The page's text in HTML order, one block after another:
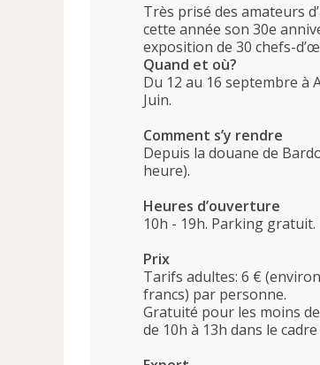
Très prisé des amateurs
cette année son 30e
exposition de 30 chefs-
Quand et où?
Du 12 au 16 septembre à
Juin.
Comment s’y rendre
Depuis la douane de
heure).
Heures d’ouverture
10h - 19h. Parking gratuit.
Prix
Tarifs adultes: 6 €
francs) par personne.
Gratuité pour les moins
de 10h à 13h dans le